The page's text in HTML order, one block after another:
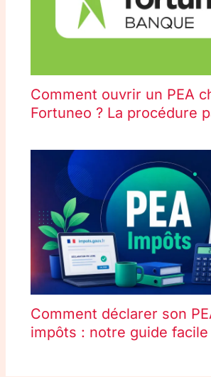
Comment ouvrir un PEA
Fortuneo ? La procédure
Comment déclarer son
impôts : notre guide